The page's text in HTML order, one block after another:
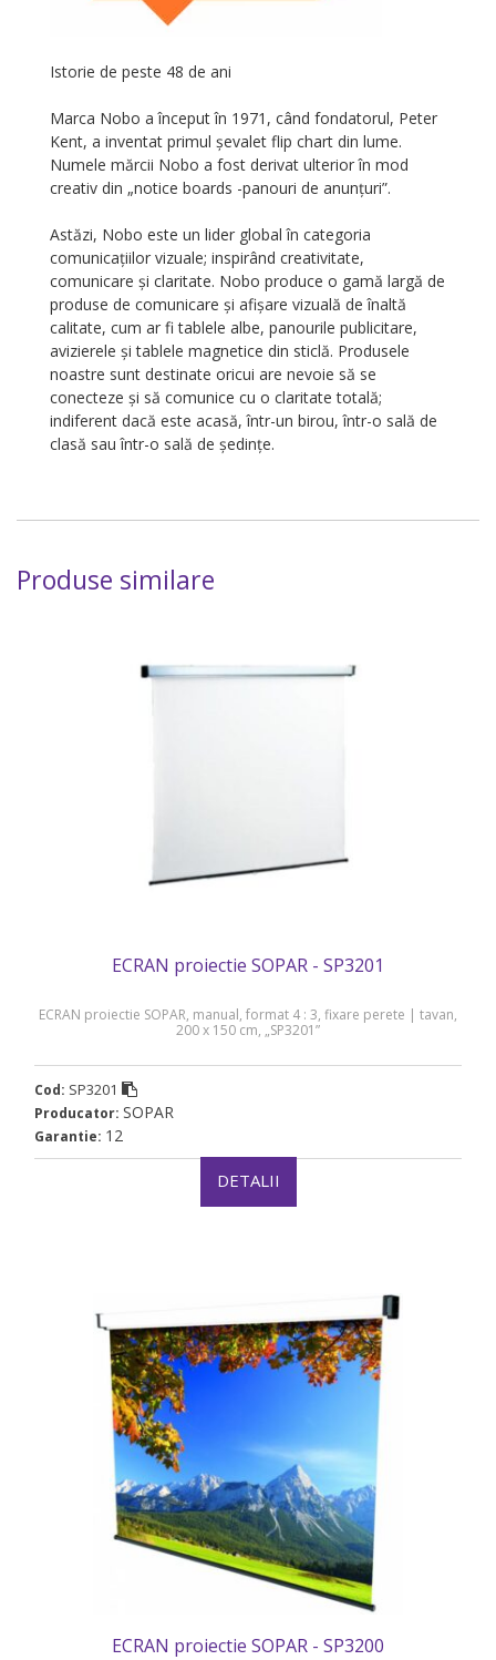
Istorie de peste 48 de ani
Marca Nobo a început în 1971, când fondatorul, Peter
Kent, a inventat primul șevalet flip chart din lume.
Numele mărcii Nobo a fost derivat ulterior în mod
creativ din „notice boards -panouri de anunțuri”.
Astăzi, Nobo este un lider global în categoria
comunicațiilor vizuale; inspirând creativitate,
comunicare și claritate. Nobo produce o gamă largă de
produse de comunicare și afișare vizuală de înaltă
calitate, cum ar fi tablele albe, panourile publicitare,
avizierele și tablele magnetice din sticlă. Produsele
noastre sunt destinate oricui are nevoie să se
conecteze și să comunice cu o claritate totală;
indiferent dacă este acasă, într-un birou, într-o sală de
clasă sau într-o sală de ședințe.
Produse similare
ECRAN proiectie SOPAR - SP3201
ECRAN proiectie SOPAR, manual, format 4 : 3, fixare perete | tavan,
200 x 150 cm, „SP3201”
Cod: SP3201
Producator: SOPAR
Garantie: 12
DETALII
ECRAN proiectie SOPAR - SP3200